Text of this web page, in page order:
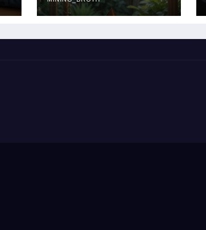
колокольчиков